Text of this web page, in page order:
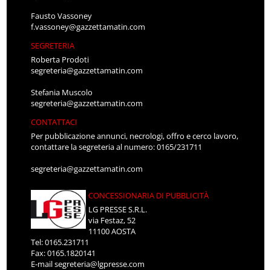
Fausto Vassoney
f.vassoney@gazzettamatin.com
SEGRETERIA
Roberta Prodoti
segreteria@gazzettamatin.com
Stefania Muscolo
segreteria@gazzettamatin.com
CONTATTACI
Per pubblicazione annunci, necrologi, offro e cerco lavoro,
contattare la segreteria al numero: 0165/231711
segreteria@gazzettamatin.com
CONCESSIONARIA DI PUBBLICITÀ
LG PRESSE S.R.L.
via Festaz, 52
11100 AOSTA
Tel: 0165.231711
Fax: 0165.1820141
E-mailsegreteria@lgpresse.com